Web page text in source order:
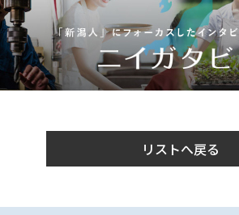
リストへ戻る